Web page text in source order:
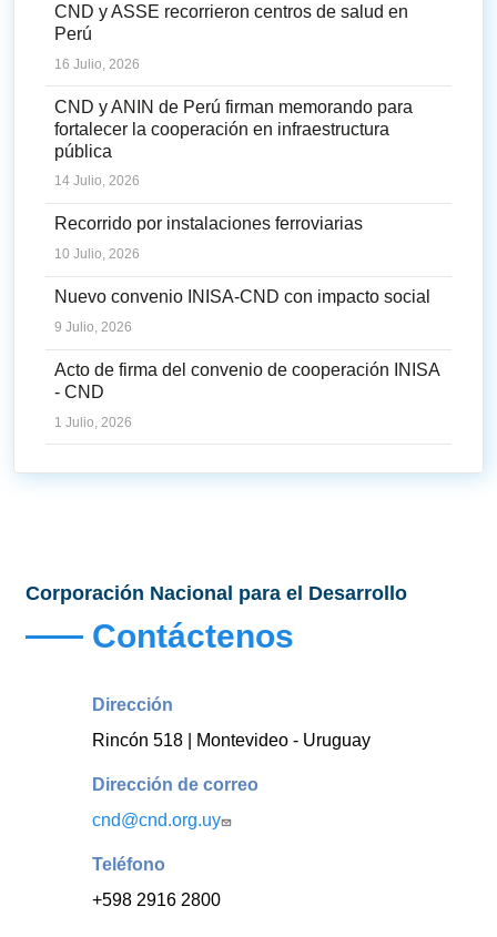
CND y ASSE recorrieron centros de salud en
Perú
16 Julio, 2026
CND y ANIN de Perú firman memorando para
fortalecer la cooperación en infraestructura
pública
14 Julio, 2026
Recorrido por instalaciones ferroviarias
10 Julio, 2026
Nuevo convenio INISA-CND con impacto social
9 Julio, 2026
Acto de firma del convenio de cooperación INISA
- CND
1 Julio, 2026
Corporación Nacional para el Desarrollo
Contáctenos
Dirección
Rincón 518 | Montevideo - Uruguay
Dirección de correo
cnd@cnd.org.uy
Teléfono
+598 2916 2800